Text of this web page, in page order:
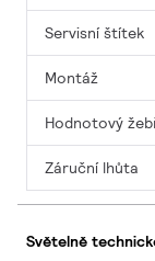
Servisní štítek
Montáž
Hodnotový
Záruční lhůta
Světelně